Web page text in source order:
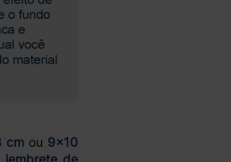
cmou 9x10
lembrete de